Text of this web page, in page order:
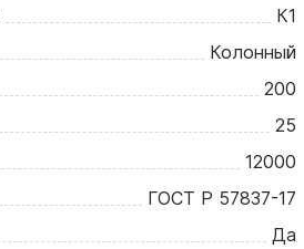
К1
Колонный
200
25
12000
ГОСТ Р 57837-17
Да